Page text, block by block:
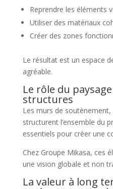
Reprendre les éléments
Utiliser des matériaux
Créer des zones
Le résultat est un espace
agréable.
Le rôle du
structures
Les murs de
structurent l’ensemble du
essentiels pour créer une
Chez Groupe Mikasa, ces
une vision globale et non
La valeur à long